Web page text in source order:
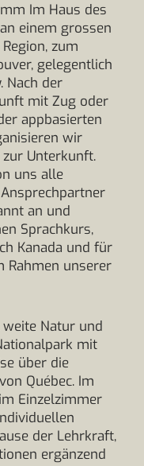
Im Haus des
einem grossen
zum
gelegentlich
Nach der
mit Zug oder
appbasierten
wir
Unterkunft.
uns alle
an und
Sprachkurs,
Kanada und für
Rahmen unserer
Natur und
mit
über die
Québec. Im
Einzelzimmer
der Lehrkraft,
ergänzend